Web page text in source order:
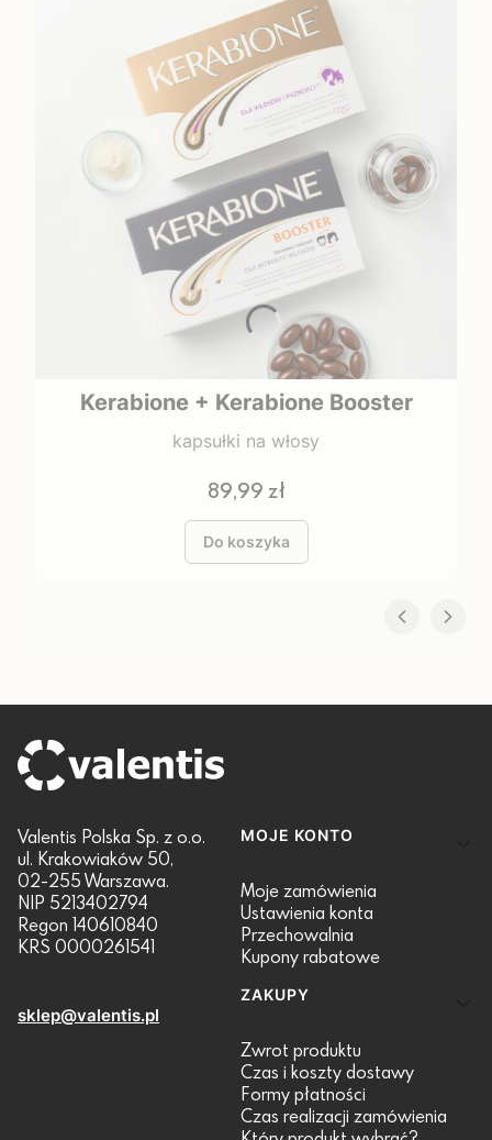
Kerabione + Kerabione Booster
kapsułki na włosy
Cena
89,99 zł
Do koszyka
Valentis Polska Sp. z o.o.
ul. Krakowiaków 50,
02-255 Warszawa.
NIP 5213402794
Regon 140610840
KRS 0000261541
sklep@valentis.pl
Linki w stopce
MOJE KONTO
Moje zamówienia
Ustawienia konta
Przechowalnia
Kupony rabatowe
ZAKUPY
Zwrot produktu
Czas i koszty dostawy
Formy płatności
Czas realizacji zamówienia